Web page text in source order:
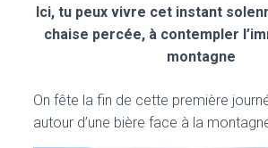
Ici, tu peux vivre cet instant
chaise percée, à contempler
montagne
On fête la fin de cette première
autour d’une bière face à la